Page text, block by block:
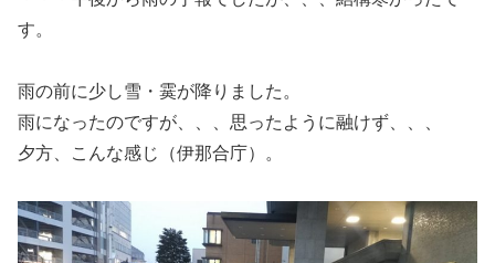
す。
雨の前に少し雪・霙が降りました。
雨になったのですが、、、思ったように融けず、、、
夕方、こんな感じ（伊那合庁）。